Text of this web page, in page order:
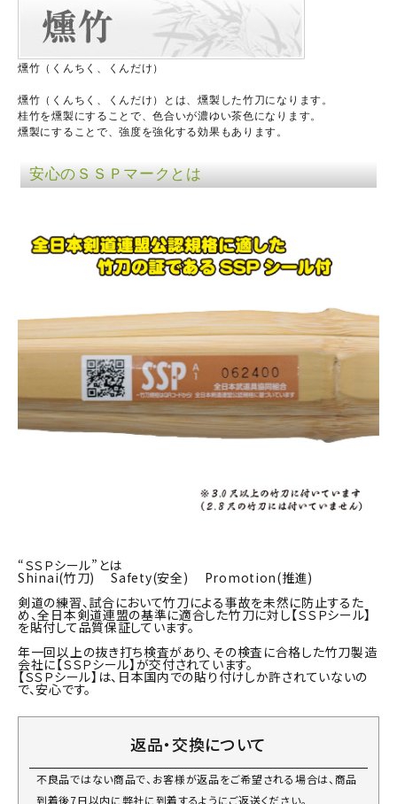
燻竹（くんちく、くんだけ）
燻竹（くんちく、くんだけ）とは、燻製した竹刀になります。
桂竹を燻製にすることで、色合いが濃ゆい茶色になります。
燻製にすることで、強度を強化する効果もあります。
安心のＳＳＰマークとは
“ＳＳＰシール”とは
Shinai(竹刀) Safety(安全) Promotion(推進)
剣道の練習、試合において竹刀による事故を未然に防止するた
め、全日本剣道連盟の基準に適合した竹刀に対し【ＳＳＰシール】
を貼付して品質保証しています。
年一回以上の抜き打ち検査があり、その検査に合格した竹刀製造
会社に【ＳＳＰシール】が交付されています。
【ＳＳＰシール】は、日本国内での貼り付けしか許されていないの
で、安心です。
返品・交換について
不良品ではない商品で、お客様が返品をご希望される場合は、商品
到着後7日以内に弊社に到着するようにご返送ください。